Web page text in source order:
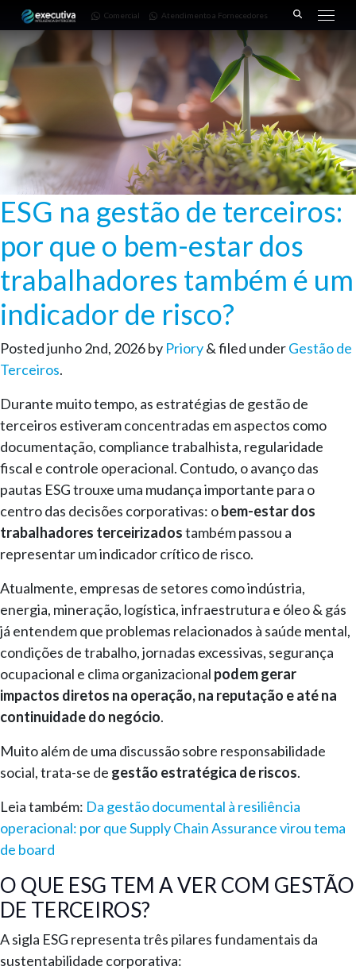
3668-
7782
Pinhais
Comercial Atendimento a Fornecedores
ESG na gestão de terceiros:
por que o bem-estar dos
trabalhadores também é um
indicador de risco?
Postedjunho 2nd, 2026by Priory&filed underGestão de
Terceiros.
Durante muito tempo, as estratégias de gestão de
terceiros estiveram concentradas em aspectos como
documentação, compliance trabalhista, regularidade
fiscal e controle operacional. Contudo, o avanço das
pautas ESG trouxe uma mudança importante para o
centro das decisões corporativas: obem-estar dos
trabalhadores terceirizadostambém passou a
representar um indicador crítico de risco.
Atualmente, empresas de setores como indústria,
energia, mineração, logística, infraestrutura e óleo & gás
já entendem que problemas relacionados à saúde mental,
condições de trabalho, jornadas excessivas, segurança
ocupacional e clima organizacional podem gerar
impactos diretos na operação, na reputação e até na
continuidade do negócio.
Muito além de uma discussão sobre responsabilidade
social, trata-se de gestão estratégica de riscos.
Leia também: Da gestão documental à resiliência
operacional: por que Supply Chain Assurance virou tema
de board
O QUE ESG TEM A VER COM GESTÃO
DE TERCEIROS?
A sigla ESG representa três pilares fundamentais da
sustentabilidade corporativa: